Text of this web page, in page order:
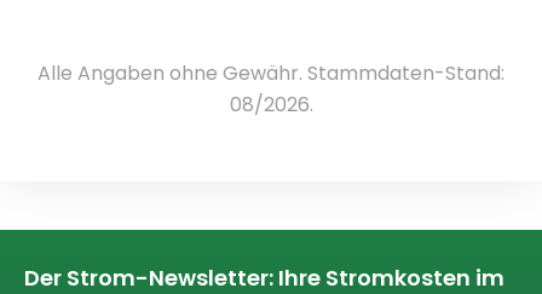
Alle Angaben ohne Gewähr. Stammdaten-Stand:
08/2026.
Der Strom-Newsletter: Ihre Stromkosten im